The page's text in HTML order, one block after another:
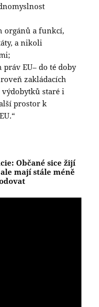
orgánů a funkcí,
a nikoli
EU– do té doby
zakládacích
staré i
prostor k
Občané sice žijí
mají stále méně